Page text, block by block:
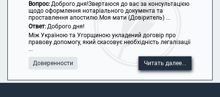
Вопрос:Доброго дня!Звертаюся до вас за консультацією
щодо оформлення нотаріального документа та
проставлення апостилю.Моя мати (Довіритель) ...
Ответ:Доброго дня!
Між Україною та Угорщиною укладений договір про
правову допомогу, який скасовує необхідність легалізації
...
Доверенности Читать далее...